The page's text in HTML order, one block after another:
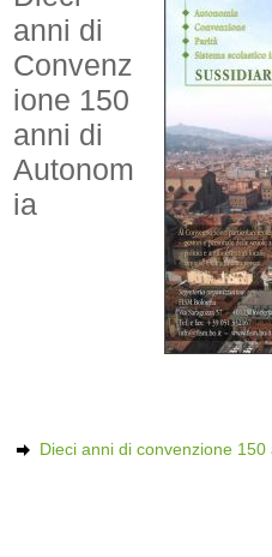
anni di
Convenz
ione 150
anni di
Autonom
ia
Dieci anni di convenzione